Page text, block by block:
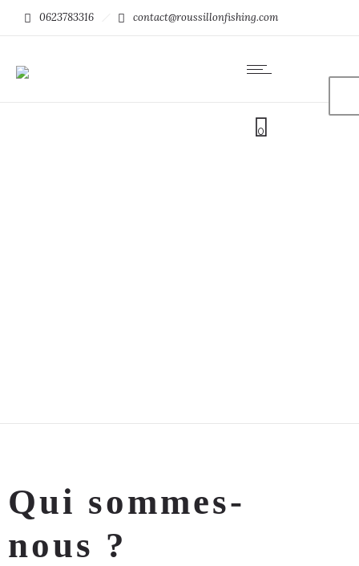
0623783316 contact@roussillonfishing.com
0
Qui sommes-
nous ?